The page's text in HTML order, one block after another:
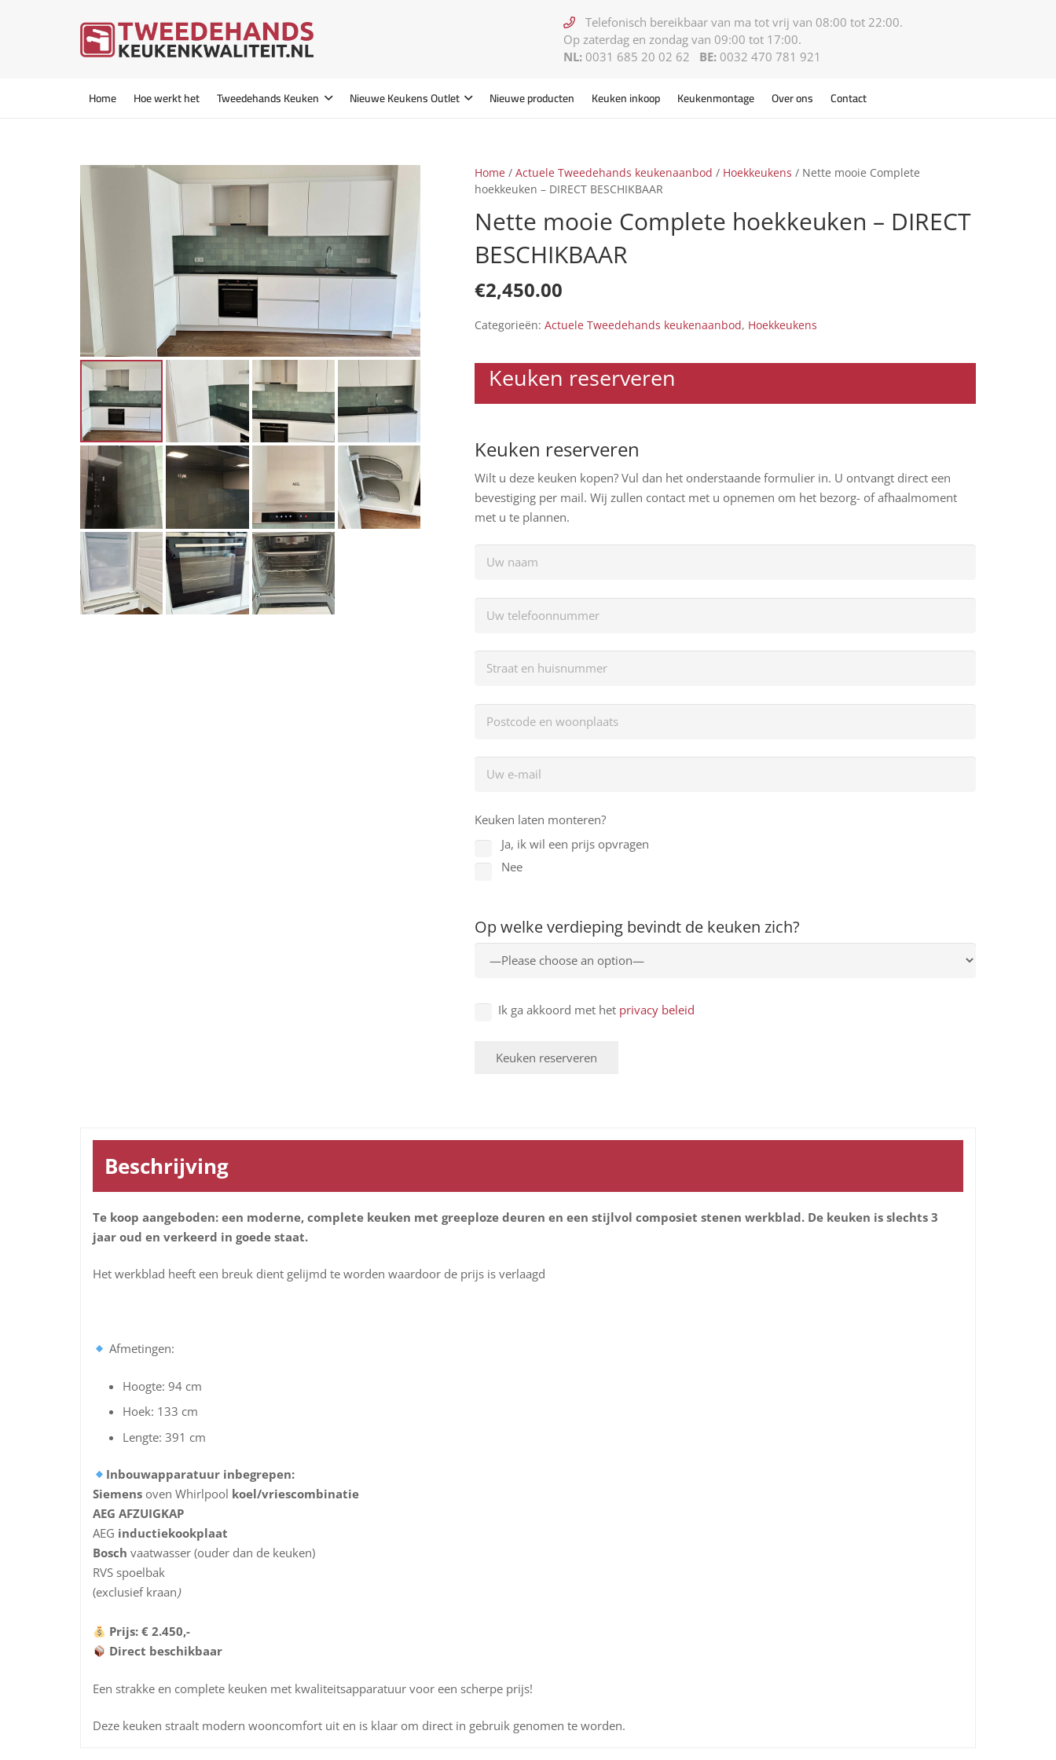
Telefonisch bereikbaar van ma tot vrij van 08:00 tot 22:00.
Op zaterdag en zondag van 09:00 tot 17:00.
NL: 0031 685 20 02 62 BE: 0032 470 781 921
Home Hoe werkt het Tweedehands Keuken Nieuwe KeukensOutlet Nieuwe producten Keuken inkoop Keukenmontage Over ons Contact
Home/ Actuele Tweedehands keukenaanbod / Hoekkeukens / Nette mooie Complete
hoekkeuken – DIRECT BESCHIKBAAR
Nette mooie Complete hoekkeuken – DIRECT
BESCHIKBAAR
€2,450.00
Categorieën: Actuele Tweedehands keukenaanbod, Hoekkeukens
Keuken reserveren
Keuken reserveren
Wilt u deze keuken kopen? Vul dan het onderstaande formulier in. U ontvangt direct een
bevestiging per mail. Wij zullen contact met u opnemen om het bezorg- of afhaalmoment
met u te plannen.
Keuken laten monteren?
Ja, ik wil een prijs opvragen
Nee
Op welke verdieping bevindt de keuken zich?
Ik ga akkoord met het privacy beleid
Beschrijving
Te koop aangeboden: een moderne, complete keuken met greeploze deuren en een stijlvol composiet stenen werkblad. De keuken is slechts 3
jaar oud en verkeerd in goede staat.
Het werkblad heeft een breuk dient gelijmd te worden waardoor de prijs is verlaagd
Afmetingen:
Hoogte: 94 cm
Hoek: 133 cm
Lengte: 391 cm
Inbouwapparatuur inbegrepen:
Siemens oven Whirlpool koel/vriescombinatie
AEG AFZUIGKAP
AEG inductiekookplaat
Bosch vaatwasser (ouder dan de keuken)
RVS spoelbak
(exclusief kraan)
Prijs: € 2.450,-
Direct beschikbaar
Een strakke en complete keuken met kwaliteitsapparatuur voor een scherpe prijs!
Deze keuken straalt modern wooncomfort uit en is klaar om direct in gebruik genomen te worden.